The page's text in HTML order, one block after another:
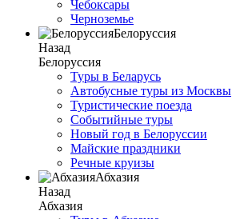
Чебоксары
Черноземье
Белоруссия
Назад
Белоруссия
Туры в Беларусь
Автобусные туры из Москвы
Туристические поезда
Событийные туры
Новый год в Белоруссии
Майские праздники
Речные круизы
Абхазия
Назад
Абхазия